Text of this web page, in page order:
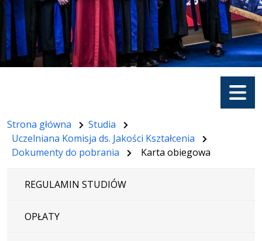
Menu
Strona główna
Studia
Uczelniana Komisja ds. Jakości Kształcenia
Dokumenty do pobrania
Karta obiegowa
REGULAMIN STUDIÓW
OPŁATY